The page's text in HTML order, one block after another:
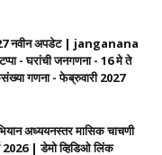
नवीन अपडेट | janganana
- घरांची जनगणना - 16 मे ते
गणना - फेब्रुवारी 2027
अध्ययनस्तर मासिक चाचणी
2026 | डेमो व्हिडिओ लिंक